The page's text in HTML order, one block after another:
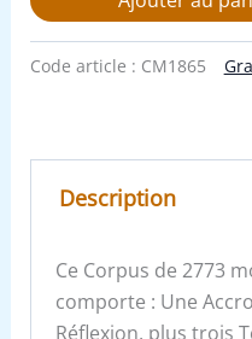
Code article : CM1865
Description
Ce Corpus de 2773
comporte : Une
Réflexion, plus trois